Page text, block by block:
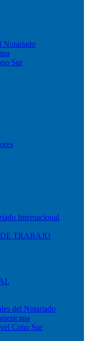
Notariado
Sur
Internacional
TRABAJO
del Notariado
Cono Sur